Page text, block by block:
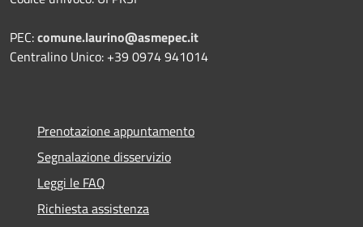
PEC:comune.laurino@asmepec.it
Centralino Unico: +39 0974 941014
Prenotazione appuntamento
Segnalazione disservizio
Leggi le FAQ
Richiesta assistenza